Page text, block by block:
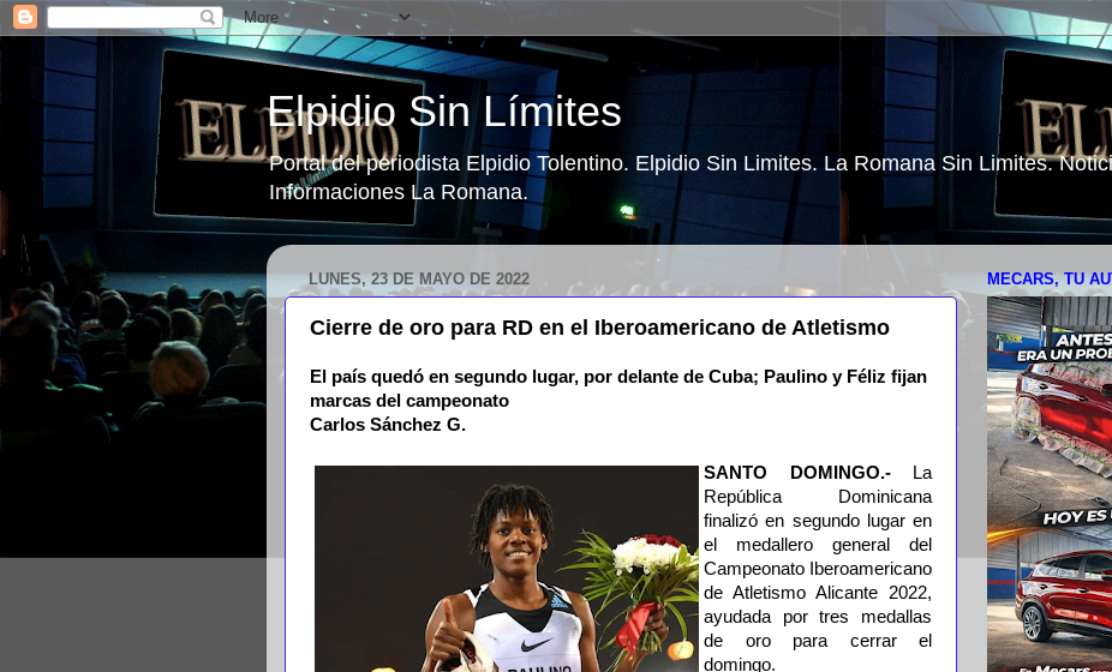
Elpidio Sin Límites
Portal del periodista Elpidio Tolentino. Elpidio Sin Limites. La Romana Sin Limites.
Informaciones La Romana.
LUNES, 23 DE MAYO DE 2022
Cierre de oro para RD en el Iberoamericano de Atletismo
El país quedó en segundo lugar, por delante de Cuba; Paulino y Féliz fijan
marcas del campeonato
Carlos Sánchez G.
SANTO DOMINGO.-
La
República Dominicana
finalizó en segundo lugar en
el medallero general del
Campeonato Iberoamericano
de Atletismo Alicante 2022,
ayudada por tres medallas
de oro para cerrar el
domingo.
MECARS, TU